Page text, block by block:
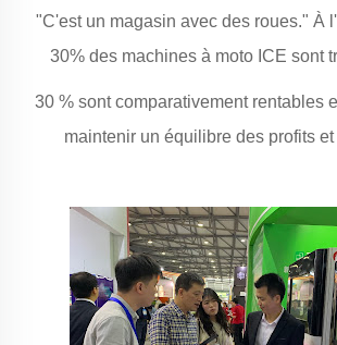
"C'est un magasin avec des roues." À
30% des machines à moto ICE sont
30 % sont comparativement rentables
maintenir un équilibre des profits